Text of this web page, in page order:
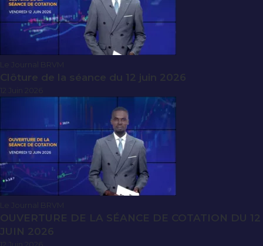
Le Journal BRVM
Clôture de la séance du 12 juin 2026
Le Journal BRVM
OUVERTURE DE LA SÉANCE DE COTATION DU 12
JUIN 2026